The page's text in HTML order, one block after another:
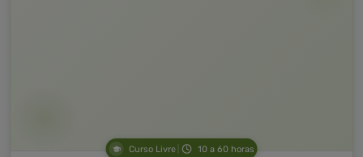
Curso Livre 10 a 60 horas